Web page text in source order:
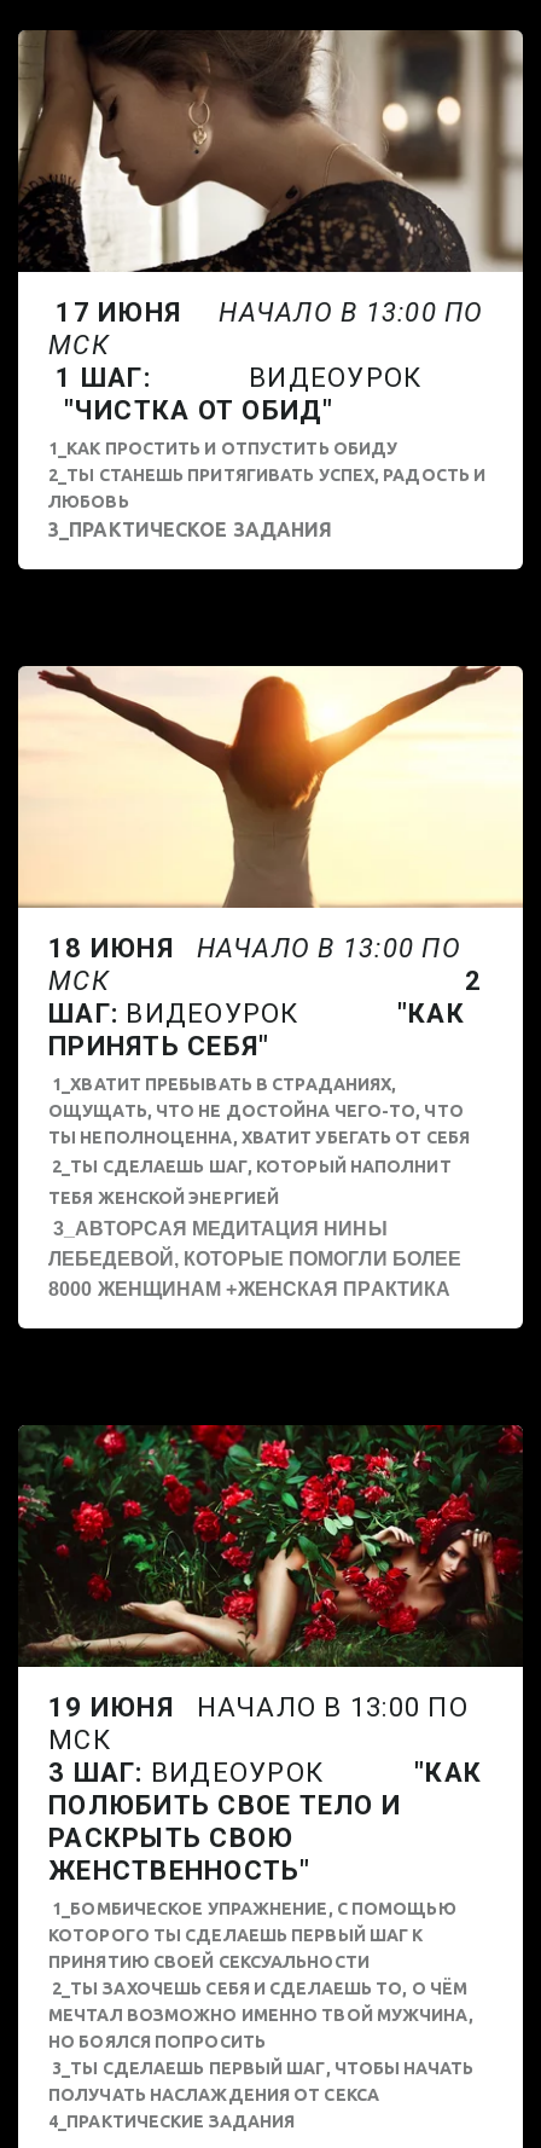
17 ИЮНЯНАЧАЛО В 13:00 ПО
МСК
1 ШАГ: ВИДЕОУРОК
"ЧИСТКА ОТ ОБИД"
1_КАК ПРОСТИТЬ И ОТПУСТИТЬ ОБИДУ
2_ТЫ СТАНЕШЬ ПРИТЯГИВАТЬ УСПЕХ, РАДОСТЬ И
ЛЮБОВЬ
3_ПРАКТИЧЕСКОЕ ЗАДАНИЯ
18 ИЮНЯ НАЧАЛО В 13:00 ПО
МСК
2
ШАГ: ВИДЕОУРОК "КАК
ПРИНЯТЬ СЕБЯ"
1_ХВАТИТ ПРЕБЫВАТЬ В СТРАДАНИЯХ,
ОЩУЩАТЬ, ЧТО НЕ ДОСТОЙНА ЧЕГО-ТО, ЧТО
ТЫ НЕПОЛНОЦЕННА, ХВАТИТ УБЕГАТЬ ОТ СЕБЯ
2_ТЫ СДЕЛАЕШЬ ШАГ, КОТОРЫЙ НАПОЛНИТ
ТЕБЯ ЖЕНСКОЙ ЭНЕРГИЕЙ
3_АВТОРСАЯ МЕДИТАЦИЯ НИНЫ
ЛЕБЕДЕВОЙ, КОТОРЫЕ ПОМОГЛИ БОЛЕЕ
8000 ЖЕНЩИНАМ +ЖЕНСКАЯ ПРАКТИКА
19 ИЮНЯ НАЧАЛО В 13:00 ПО
МСК
3 ШАГ: ВИДЕОУРОК "КАК
ПОЛЮБИТЬ СВОЕ ТЕЛО И
РАСКРЫТЬ СВОЮ
ЖЕНСТВЕННОСТЬ"
1_БОМБИЧЕСКОЕ УПРАЖНЕНИЕ, С ПОМОЩЬЮ
КОТОРОГО ТЫ СДЕЛАЕШЬ ПЕРВЫЙ ШАГ К
ПРИНЯТИЮ СВОЕЙ СЕКСУАЛЬНОСТИ
2_ТЫ ЗАХОЧЕШЬ СЕБЯ И СДЕЛАЕШЬ ТО, О ЧЁМ
МЕЧТАЛ ВОЗМОЖНО ИМЕННО ТВОЙ МУЖЧИНА,
НО БОЯЛСЯ ПОПРОСИТЬ
3_ТЫ СДЕЛАЕШЬ ПЕРВЫЙ ШАГ, ЧТОБЫ НАЧАТЬ
ПОЛУЧАТЬ НАСЛАЖДЕНИЯ ОТ СЕКСА
4_ПРАКТИЧЕСКИЕ ЗАДАНИЯ